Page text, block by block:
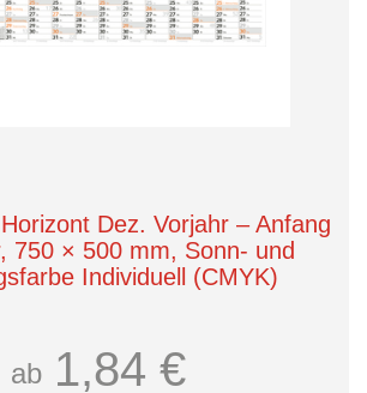
Dez. Vorjahr – Anfang
750 × 500 mm, Sonn- und
Individuell (CMYK)
ab 1,84 €